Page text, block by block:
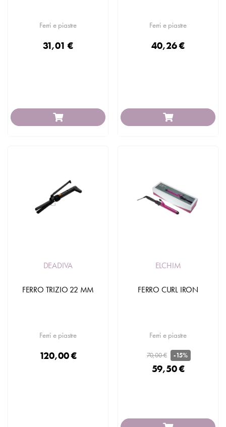
Ferri e piastre
31,01 €
Ferri e piastre
40,26 €
DEADIVA
FERRO TRIZIO 22 MM
Ferri e piastre
120,00 €
ELCHIM
FERRO CURL IRON
Ferri e piastre
70,00 € -15%
59,50 €